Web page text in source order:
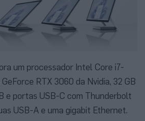
um processador Intel Core i7-
RTX 3060 da Nvidia, 32 GB
e portas USB-C com Thunderbolt
USB-A e uma gigabit Ethernet.